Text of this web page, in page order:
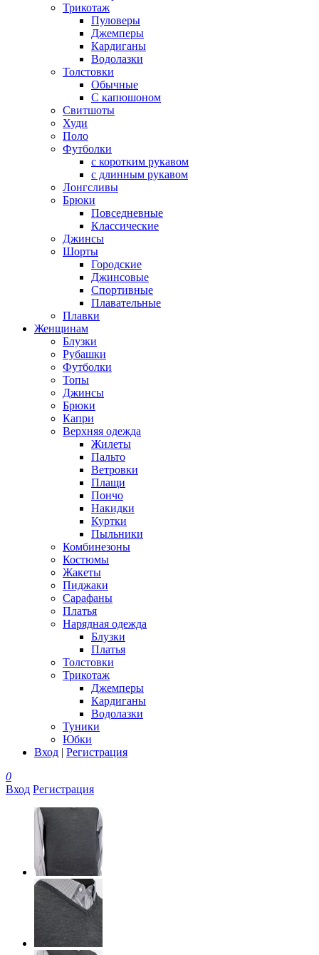
Трикотаж
Пуловеры
Джемперы
Кардиганы
Водолазки
Толстовки
Обычные
С капюшоном
Свитшоты
Худи
Поло
Футболки
с коротким рукавом
с длинным рукавом
Лонгсливы
Брюки
Повседневные
Классические
Джинсы
Шорты
Городские
Джинсовые
Спортивные
Плавательные
Плавки
Женщинам
Блузки
Рубашки
Футболки
Топы
Джинсы
Брюки
Капри
Верхняя одежда
Жилеты
Пальто
Ветровки
Плащи
Пончо
Накидки
Куртки
Пыльники
Комбинезоны
Костюмы
Жакеты
Пиджаки
Сарафаны
Платья
Нарядная одежда
Блузки
Платья
Толстовки
Трикотаж
Джемперы
Кардиганы
Водолазки
Туники
Юбки
Вход | Регистрация
0
Вход Регистрация